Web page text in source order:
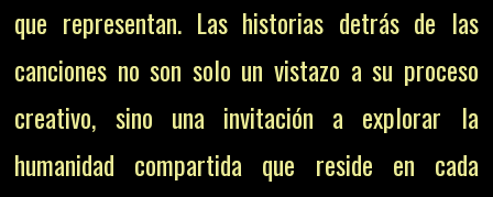
que representan. Las historias detrás de las
canciones no son solo un vistazo a su proceso
creativo, sino una invitación a explorar la
humanidad compartida que reside en cada